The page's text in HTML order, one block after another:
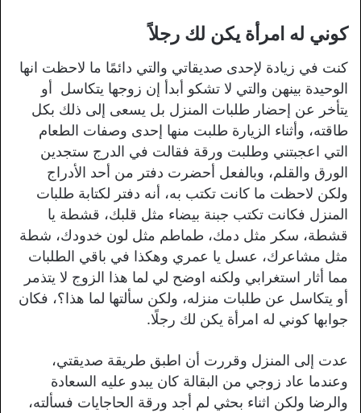
كوني له امرأة يكن لك رجلاً
كنت في زيادة لإحدى صديقاتي والتي دائمًا ما لاحظت انها
الوحيدة بينهن والتي لا تشكو أبدأ إن زوجها يتكاسل أو
يتأخر عن إحضار طلبات المنزل بل يسعى إلى ذلك بكل
طاقته، وأثناء الزيارة طلبت منها إحدى وصفات الطعام
التي اعجبتني وطلبت ورقة فقالت في الدرج ستجدين
الورق والقلم، وبالفعل أحضرت دفتر من أحد الأدراج
ولكن لاحظت ما كانت تكتب به، أنه دفتر لكتابة طلبات
المنزل فكانت تكتب جبنة بيضاء مثل قلبك، قشطة يا
قشطة، سكر مثل دمك، طماطم مثل لون خدودك، شطة
مثل مشاعرك، عسل يا عمري وهكذا في باقي الطلبات
مما أثار استغرابي ولكنه اوضح لي لما هذا الزوج لا يتذمر
أو يتكاسل عن طلبات منزله، ولكن سألتها لما هذا؟، فكان
جوابها كوني له امرأة يكن لك رجلًا.
عدت إلى المنزل وقررت أن اطبق طريقة صديقتي،
وعندما عاد زوجي من البقالة كان يبدو عليه السعادة
والرضا ولكن اثناء بحثي لم أجد ورقة الحاجايات فسألته،